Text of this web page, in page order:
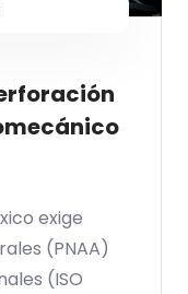
exige
(PNAA)
(ISO